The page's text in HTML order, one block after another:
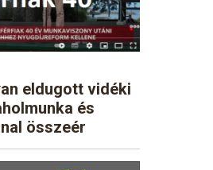
eldugott vidéki
és
összeér